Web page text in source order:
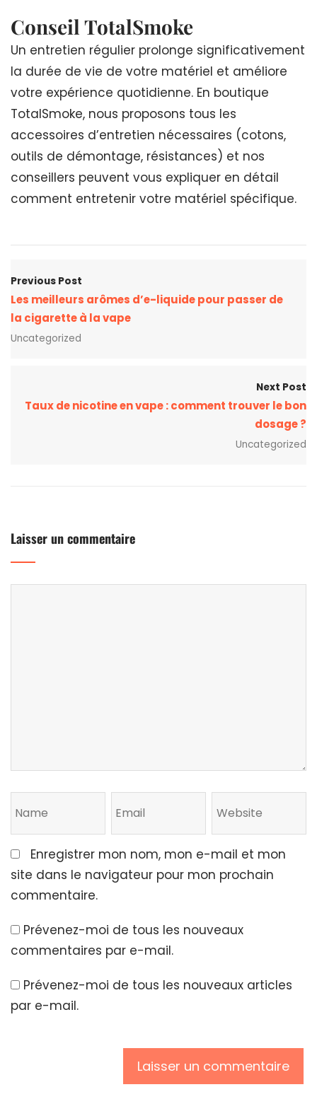
Conseil TotalSmoke
Un entretien régulier prolonge significativement
la durée de vie de votre matériel et améliore
votre expérience quotidienne. En boutique
TotalSmoke, nous proposons tous les
accessoires d’entretien nécessaires (cotons,
outils de démontage, résistances) et nos
conseillers peuvent vous expliquer en détail
comment entretenir votre matériel spécifique.
Previous Post
Les meilleurs arômes d’e-liquide pour passer de
la cigarette à la vape
Uncategorized
Next Post
Taux de nicotine en vape : comment trouver le bon
dosage ?
Uncategorized
Laisser un commentaire
Enregistrer mon nom, mon e-mail et mon
site dans le navigateur pour mon prochain
commentaire.
Prévenez-moi de tous les nouveaux
commentaires par e-mail.
Prévenez-moi de tous les nouveaux articles
par e-mail.